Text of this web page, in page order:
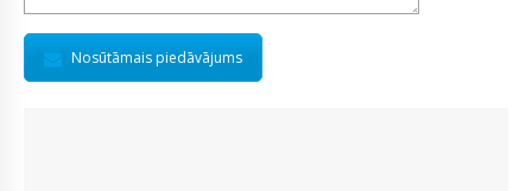
Nosūtāmais piedāvājums